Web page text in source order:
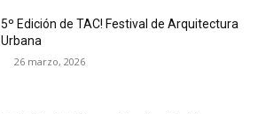
5º Edición de TAC! Festival de Arquitectura
Urbana
26 marzo, 2026